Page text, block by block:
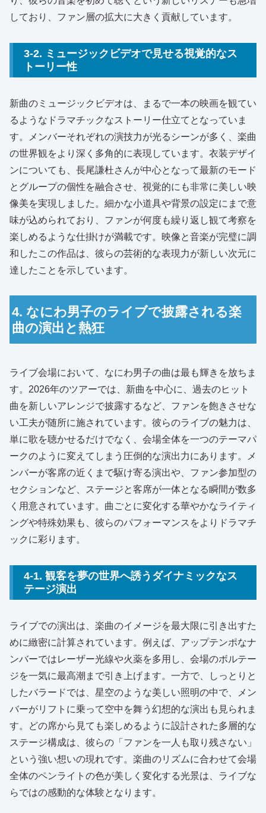
しており、ファン層の拡大に大きく貢献しています。
3-2. ミュージックビデオで見せる視覚的なス
トーリー性
新曲のミュージックビデオは、まるで一本の映画を観てい
るようなドラマチックなストーリー仕立てとなっていま
す。メンバーそれぞれの演技力が光るシーンが多く、楽曲
の世界観をより深く多角的に表現しています。衣装デザイ
ンについても、長尾謙杜さんが中心となって最新のモード
とグループの個性を融合させ、視覚的にも非常に美しい映
像美を実現しました。細かな小道具や背景の設定にまで意
味が込められており、ファンが何度も繰り返し観て考察を
楽しめるような仕掛けが満載です。映像と音楽が完璧に調
和したこの作品は、彼らの芸術的な表現力が新しい次元に
達したことを示しています。
4. なにわ男子のライブで披露される楽
曲の演出と熱狂
ライブ会場において、なにわ男子の曲は最も輝きを放ちま
す。2026年のツアーでは、新曲を中心に、過去のヒット
曲を新しいアレンジで披露するなど、ファンを飽きさせな
い工夫が随所に施されています。彼らのライブの魅力は、
単に歌を聴かせるだけでなく、会場全体を一つのテーマパ
ークのように変えてしまう圧倒的な演出力にあります。メ
ンバーが客席の近くまで駆け寄る演出や、ファン参加型の
セクションなど、ステージと客席が一体となる瞬間が数多
く用意されています。曲ごとに変化する華やかなライティ
ングや特殊効果も、彼らのパフォーマンスをよりドラマチ
ックに彩ります。
4-1. 観客を夢の世界へ誘うダイナミックなス
テージ演出
ライブでの演出は、楽曲のイメージを最大限に引き出すた
めに緻密に計算されています。例えば、アップテンポなナ
ンバーではレーザー光線や火薬を多用し、会場のボルテー
ジを一気に最高潮まで引き上げます。一方で、しっとりと
したバラードでは、星空のような美しい照明の中で、メン
バーがリフトに乗って空中を舞う幻想的な演出も見られま
す。どの席から見ても楽しめるように設計された多層的な
ステージ構成は、彼らの「ファンを一人も取り残さない」
という強い想いの現れです。楽曲のリズムに合わせて会場
全体のペンライトの色が美しく変化する光景は、ライブな
らではの感動的な体験となります。